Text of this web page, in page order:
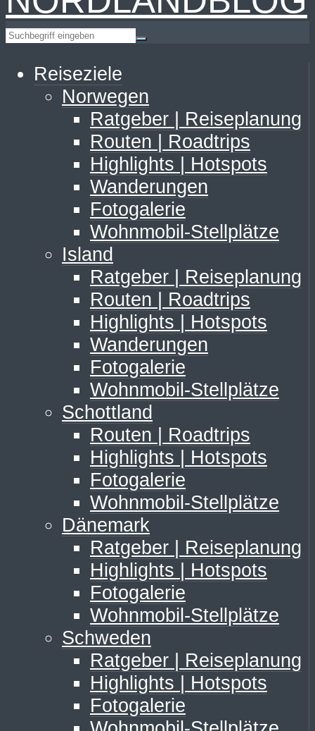
Reiseziele
Norwegen
Ratgeber | Reiseplanung
Routen | Roadtrips
Highlights | Hotspots
Wanderungen
Fotogalerie
Wohnmobil-Stellplätze
Island
Ratgeber | Reiseplanung
Routen | Roadtrips
Highlights | Hotspots
Wanderungen
Fotogalerie
Wohnmobil-Stellplätze
Schottland
Routen | Roadtrips
Highlights | Hotspots
Fotogalerie
Wohnmobil-Stellplätze
Dänemark
Ratgeber | Reiseplanung
Highlights | Hotspots
Fotogalerie
Wohnmobil-Stellplätze
Schweden
Ratgeber | Reiseplanung
Highlights | Hotspots
Fotogalerie